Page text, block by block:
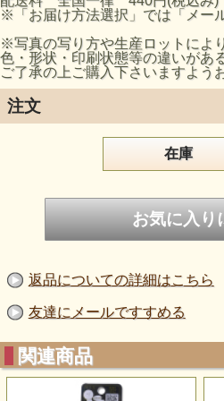
※「お届け方法選択」では「メー
※写真の写り方や生産ロットによ
色・形状・印刷状態等の違いがあ
ご了承の上ご購入下さいますよう
注文
在庫
返品についての詳細はこちら
友達にメールですすめる
関連商品